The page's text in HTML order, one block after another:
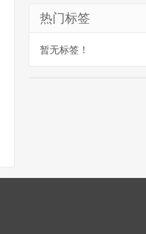
热门标签
暂无标签！